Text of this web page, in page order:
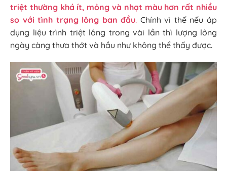
triệt thường khá ít, mỏng và nhạt màu hơn rất nhiều
so với tình trạng lông ban đầu. Chính vì thế nếu áp
dụng liệu trình triệt lông trong vài lần thì lượng lông
ngày càng thưa thớt và hầu như không thể thấy được.